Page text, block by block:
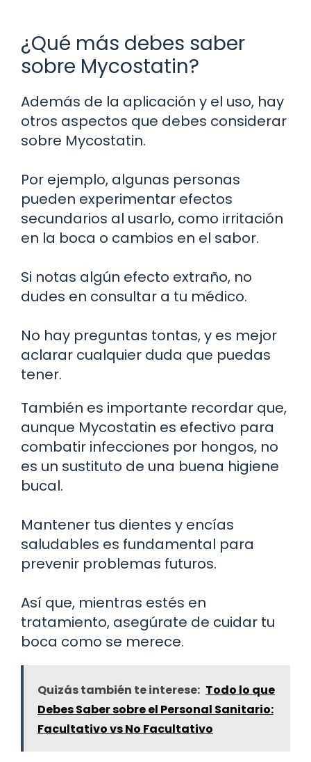
¿Qué más debes saber
sobre Mycostatin?
Además de la aplicación y el uso, hay
otros aspectos que debes considerar
sobre Mycostatin.
Por ejemplo, algunas personas
pueden experimentar efectos
secundarios al usarlo, como irritación
en la boca o cambios en el sabor.
Si notas algún efecto extraño, no
dudes en consultar a tu médico.
No hay preguntas tontas, y es mejor
aclarar cualquier duda que puedas
tener.
También es importante recordar que,
aunque Mycostatin es efectivo para
combatir infecciones por hongos, no
es un sustituto de una buena higiene
bucal.
Mantener tus dientes y encías
saludables es fundamental para
prevenir problemas futuros.
Así que, mientras estés en
tratamiento, asegúrate de cuidar tu
boca como se merece.
Quizás también te interese: Todo lo que
Debes Saber sobre el Personal Sanitario:
Facultativo vs No Facultativo